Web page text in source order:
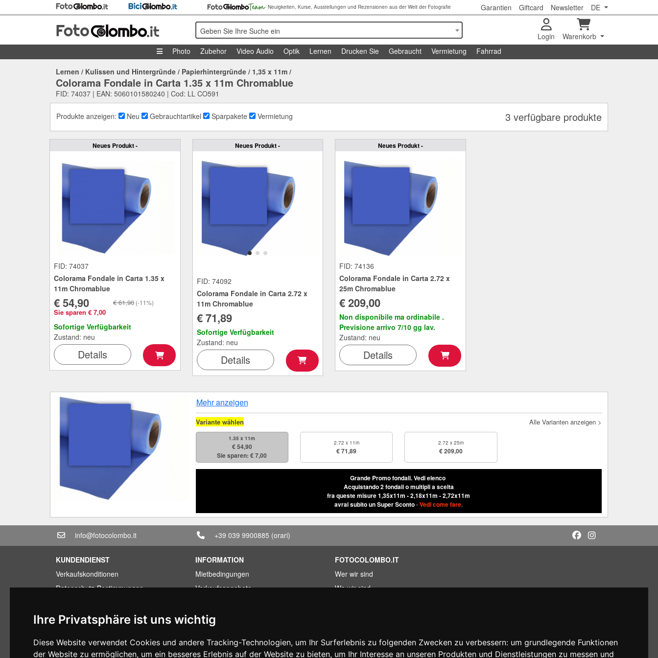
Ihre Privatsphäre ist uns wichtig
Diese Website verwendet Cookies und andere Tracking-Technologien, um Ihr Surferlebnis zu folgenden Zwecken zu verbessern: um grundlegende Funktionen
der Website zu ermöglichen, um ein besseres Erlebnis auf der Website zu bieten, um Ihr Interesse an unseren Produkten und Dienstleistungen zu messen und
Neuigkeiten, Kurse, Ausstellungen und Rezensionen aus der Welt der Fotografie Garantien Giftcard Newsletter DE
Geben Sie Ihre Suche ein
Login
Warenkorb
Photo
Zubehor Video Audio Optik Lernen Drucken Sie Gebraucht Vermietung Fahrrad
Lernen / Kulissen und Hintergründe / Papierhintergründe / 1,35 x 11m /
Colorama Fondale in Carta 1.35 x 11m Chromablue
FID: 74037 | EAN: 5060101580240 | Cod: LL CO591
Produkte anzeigen: Neu Gebrauchtartikel Sparpakete Vermietung 3 verfügbare produkte
Neues Produkt -
FID: 74037
Colorama Fondale in Carta 1.35 x
11m Chromablue
€ 54,90
Sie sparen € 7,00
€ 61,90 (-11%)
Sofortige Verfügbarkeit
Zustand: neu
Details
Neues Produkt -
FID: 74092
Colorama Fondale in Carta 2.72 x
11m Chromablue
€ 71,89
Sofortige Verfügbarkeit
Zustand: neu
Details
Neues Produkt -
FID: 74136
Colorama Fondale in Carta 2.72 x
25m Chromablue
€ 209,00
Non disponibile ma ordinabile .
Previsione arrivo 7/10 gg lav.
Zustand: neu
Details
Mehr anzeigen
Variante wählen Alle Varianten anzeigen >
1.35 x 11m
€ 54,90
Sie sparen: € 7,00
2.72 x 11m
€ 71,89
2.72 x 25m
€ 209,00
Grande Promo fondali.Vedi elenco
Acquistando 2 fondali o multipli a scelta
fra queste misure 1,35x11m - 2,18x11m - 2,72x11m
avrai subito un Super Sconto-Vedi come fare.
info@fotocolombo.it +39 039 9900885 (orari)
KUNDENDIENST
Verkaufskonditionen
Datenschutz-Bestimmungen
Garantiebedingungen
Ruecktrittsrecht
INFORMATION
Mietbedingungen
Verkaufsangebote
Billiger gefunden?
Gebrauchtartikel
FOTOCOLOMBO.IT
Wer wir sind
Wo wir sind